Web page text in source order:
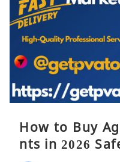
How to Buy
nts in 2026